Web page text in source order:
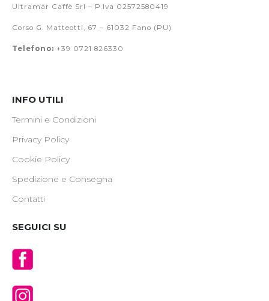
Ultramar Caffè Srl – P.Iva 02572580419
Corso G. Matteotti, 67 – 61032 Fano (PU)
Telefono: +39 0721 826330
INFO UTILI
Termini e Condizioni
Privacy Policy
Cookie Policy
Spedizione e Consegna
Contatti
SEGUICI SU